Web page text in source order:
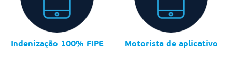
Indenização 100% FIPE Motorista de aplicativo